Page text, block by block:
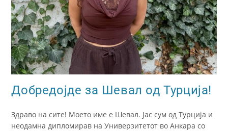
Добредојде за Шевал од Турција!
Здраво на сите! Моето име е Шевал. Јас сум од Турција и
неодамна дипломирав на Универзитетот во Анкара со